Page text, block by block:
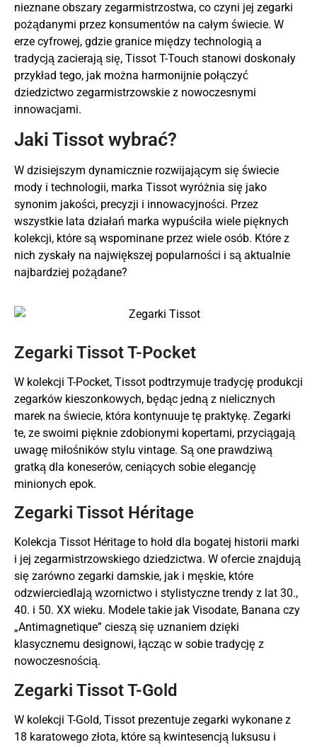
nieznane obszary zegarmistrzostwa, co czyni jej zegarki
pożądanymi przez konsumentów na całym świecie. W
erze cyfrowej, gdzie granice między technologią a
tradycją zacierają się, Tissot T-Touch stanowi doskonały
przykład tego, jak można harmonijnie połączyć
dziedzictwo zegarmistrzowskie z nowoczesnymi
innowacjami.
Jaki Tissot wybrać?
W dzisiejszym dynamicznie rozwijającym się świecie
mody i technologii, marka Tissot wyróżnia się jako
synonim jakości, precyzji i innowacyjności. Przez
wszystkie lata działań marka wypuściła wiele pięknych
kolekcji, które są wspominane przez wiele osób. Które z
nich zyskały na największej popularności i są aktualnie
najbardziej pożądane?
Zegarki Tissot T-Pocket
W kolekcji T-Pocket, Tissot podtrzymuje tradycję produkcji
zegarków kieszonkowych, będąc jedną z nielicznych
marek na świecie, która kontynuuje tę praktykę. Zegarki
te, ze swoimi pięknie zdobionymi kopertami, przyciągają
uwagę miłośników stylu vintage. Są one prawdziwą
gratką dla koneserów, ceniących sobie elegancję
minionych epok.
Zegarki Tissot Héritage
Kolekcja Tissot Héritage to hołd dla bogatej historii marki
i jej zegarmistrzowskiego dziedzictwa. W ofercie znajdują
się zarówno zegarki damskie, jak i męskie, które
odzwierciedlają wzornictwo i stylistyczne trendy z lat 30.,
40. i 50. XX wieku. Modele takie jak Visodate, Banana czy
„Antimagnetique” cieszą się uznaniem dzięki
klasycznemu designowi, łącząc w sobie tradycję z
nowoczesnością.
Zegarki Tissot T-Gold
W kolekcji T-Gold, Tissot prezentuje zegarki wykonane z
18 karatowego złota, które są kwintesencją luksusu i